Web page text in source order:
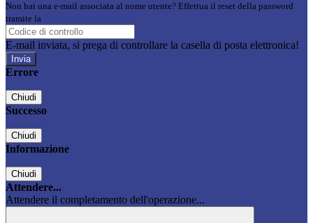
Non hai una e-mail associata al nome utente? Effettua il reset della password
tramite la
E-mail inviata, si prega di controllare la casella di posta elettronica!
Errore
Chiudi
Successo
Chiudi
Informazione
Chiudi
Attendere...
Attendere il completamento dell'operazione...